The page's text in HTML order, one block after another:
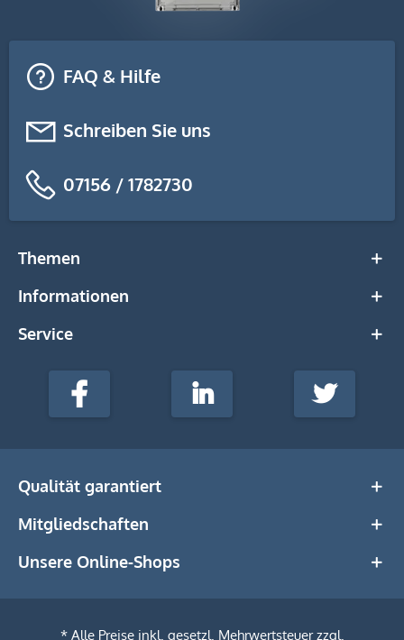
FAQ & Hilfe
Schreiben Sie uns
07156 / 1782730
Themen
Informationen
Service
stempel-
Media
Facebook LinkedIn Twitter
Qualität garantiert
Mitgliedschaften
Unsere Online-Shops
* Alle Preise inkl. gesetzl. Mehrwertsteuer zzgl.